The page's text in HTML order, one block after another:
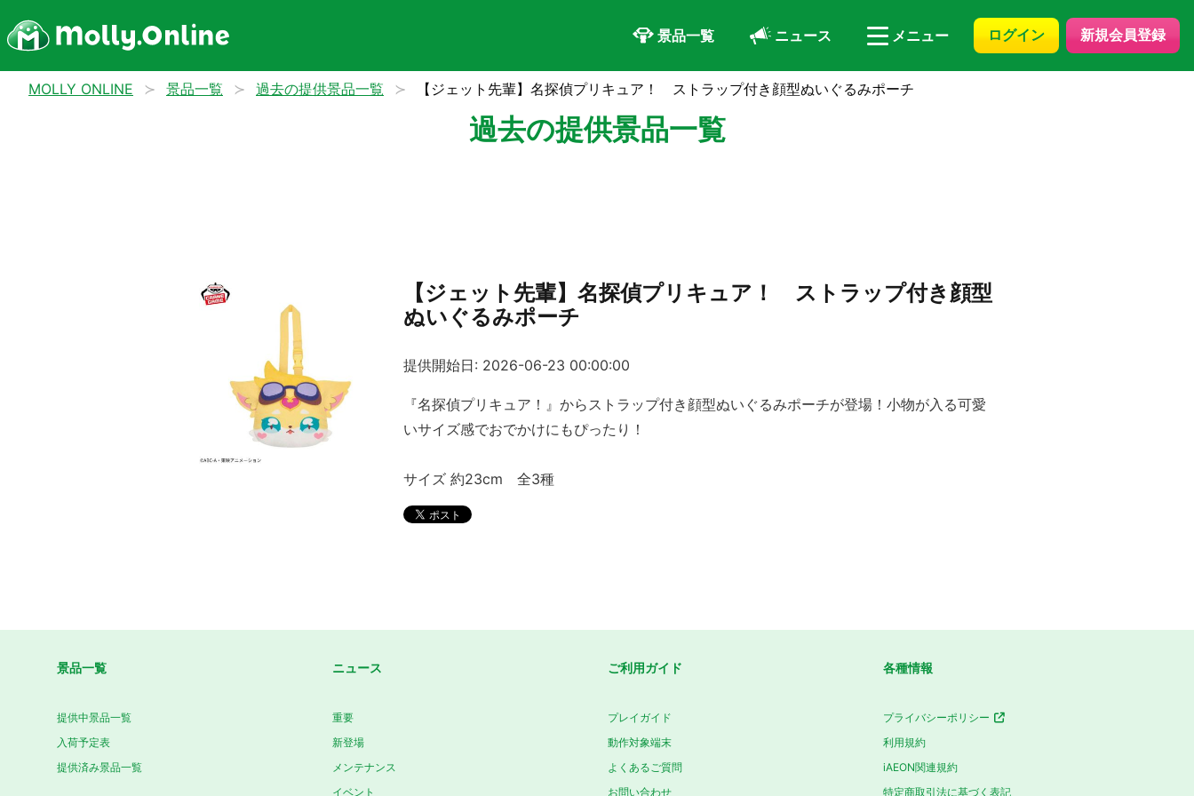
景品一覧 ニュース メニュー ログイン 新規会員登録
MOLLY ONLINE 景品一覧 過去の提供景品一覧 【ジェット先輩】名探偵プリキュア！ ストラップ付き顔型ぬいぐるみポーチ
過去の提供景品一覧
【ジェット先輩】名探偵プリキュア！ ストラップ付き顔型
ぬいぐるみポーチ
提供開始日: 2026-06-23 00:00:00
『名探偵プリキュア！』からストラップ付き顔型ぬいぐるみポーチが登場！小物が入る可愛
いサイズ感でおでかけにもぴったり！
サイズ 約23cm 全3種
景品一覧
提供中景品一覧
入荷予定表
提供済み景品一覧
ニュース
重要
新登場
メンテナンス
イベント
ご利用ガイド
プレイガイド
動作対象端末
よくあるご質問
お問い合わせ
各種情報
プライバシーポリシー
利用規約
iAEON関連規約
特定商取引法に基づく表記